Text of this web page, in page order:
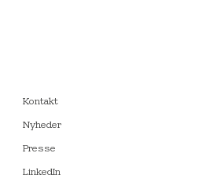
Kontakt
Nyheder
Presse
LinkedIn